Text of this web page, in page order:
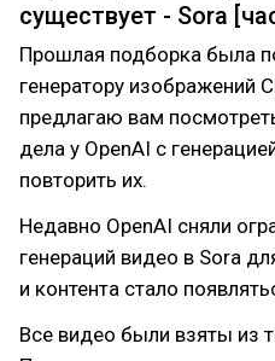
существует - Sora
Прошлая подборка была
генератору изображений
предлагаю вам
дела у OpenAI с
повторить их.
Недавно OpenAI сняли
генераций видео в Sora
и контента стало
Все видео были взяты из